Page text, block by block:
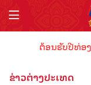
ຕ້ອນຮັບປີທ່ອງ
ຂ່າວຕ່າງປະເທດ